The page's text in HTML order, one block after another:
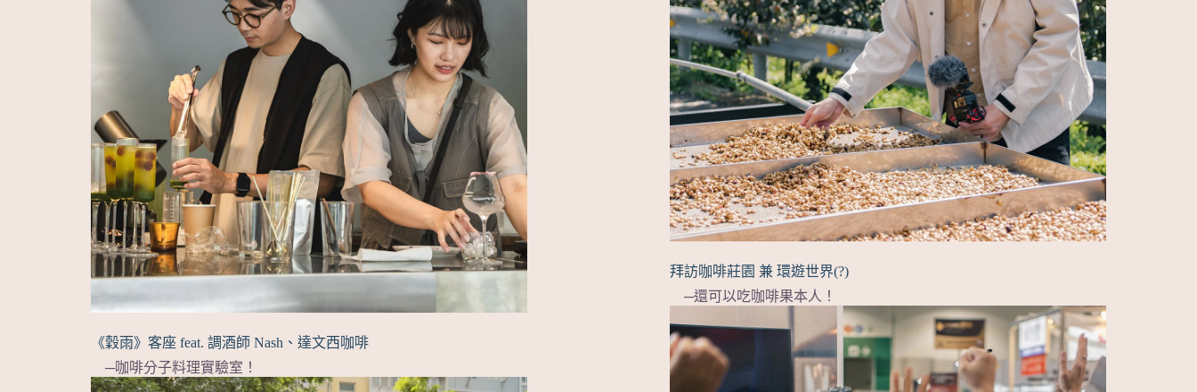
《穀雨》客座 feat. 調酒師 Nash、達文西咖啡
─咖啡分子料理實驗室！
拜訪咖啡莊園 兼 環遊世界(?)
─還可以吃咖啡果本人！